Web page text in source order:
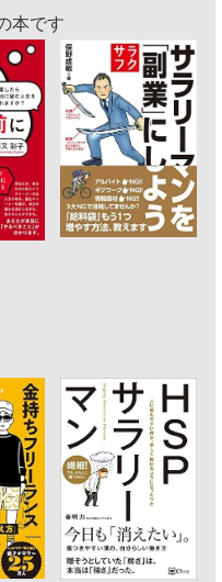
本です